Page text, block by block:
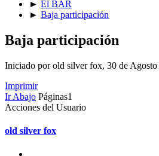
► El BAR
► Baja participación
Baja participación
Iniciado por old silver fox, 30 de
Imprimir
Ir Abajo Páginas1
Acciones del Usuario
old silver fox